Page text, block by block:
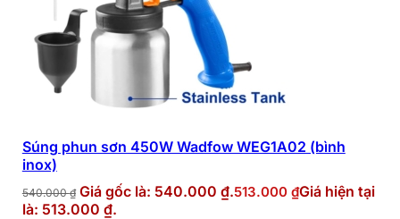
Súng phun sơn 450W Wadfow WEG1A02 (bình
inox)
540.000₫ Giá gốc là: 540.000 ₫.513.000 ₫Giá hiện tại
là: 513.000 ₫.